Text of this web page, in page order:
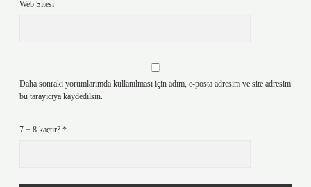
Web Sitesi
Daha sonraki yorumlarımda kullanılması için adım, e-posta adresim ve site adresim
bu tarayıcıya kaydedilsin.
7 + 8 kaçtır? *